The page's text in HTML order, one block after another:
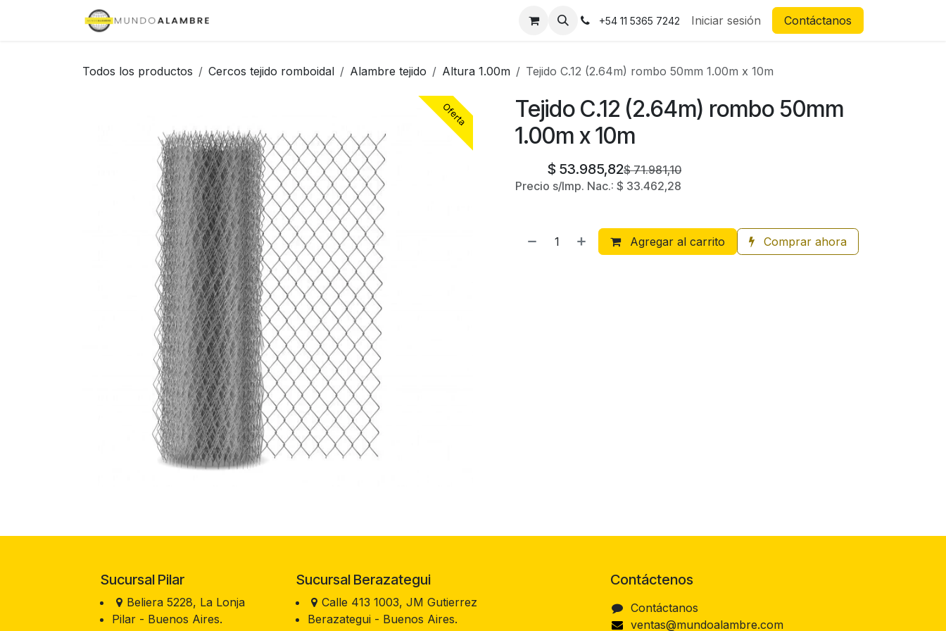
+54 11 5365 7242 Iniciar sesión Contáctanos
Todos los productos Cercos tejido romboidal Alambre tejido Altura 1.00m Tejido C.12 (2.64m) rombo 50mm 1.00m x 10m
Oferta
Tejido C.12 (2.64m) rombo 50mm
1.00m x 10m
$ 53.985,82$71.981,10
Precio s/Imp. Nac.: $ 33.462,28
Agregar al carrito Comprar ahora
Sucursal Pilar
Beliera 5228, La Lonja
Pilar - Buenos Aires.
Contáctenos
Contáctanos
ventas@mundoalambre.com
Sucursal Berazategui
Calle 413 1003, JM Gutierrez
Berazategui - Buenos Aires.